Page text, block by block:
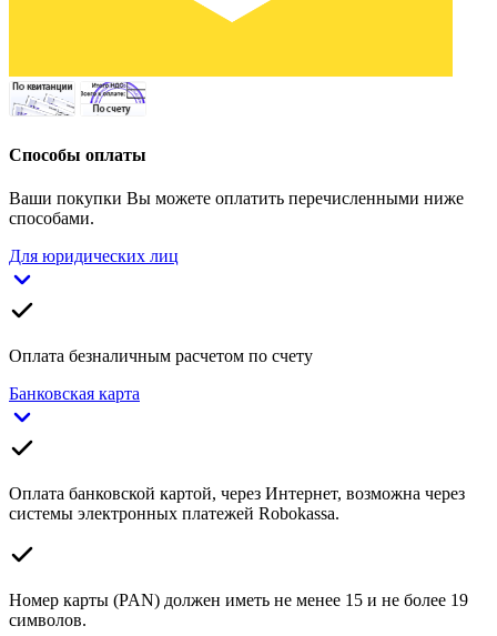
Способы оплаты
Ваши покупки Вы можете оплатить перечисленными ниже
способами.
Для юридических лиц
Оплата безналичным расчетом по счету
Банковская карта
Оплата банковской картой, через Интернет, возможна через
системы электронных платежей Robokassa.
Номер карты (PAN) должен иметь не менее 15 и не более 19
символов.